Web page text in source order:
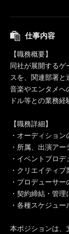
仕事内容
【職務概要】
同社が展開するゲ
スを、関連部署と
音楽やエンタメへ
ドル等との業務経
【職務詳細】
・オーディショ
・所属、出演ア
・イベントプロ
・クリエイティ
・プロデューサ
・契約締結・管
・各種スケジュー
本ポジションは、